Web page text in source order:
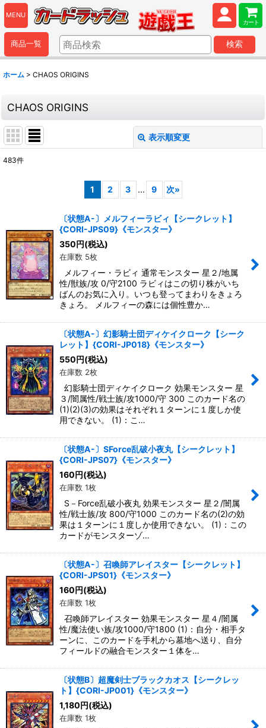
MENU
カート
商品一覧 検索
ホーム > CHAOS ORIGINS
CHAOS ORIGINS
表示順変更
絞り込む
483件
1 2 3 ... 9 次»
〔状態A-〕メルフィーラビィ【シークレット】
{CORI-JPS09}《モンスター》
350円(税込)
在庫数 5枚
メルフィー・ラビィ 通常モンスター 星２/地属
性/獣族/攻 0/守2100 ラビィはこの切り株がいち
ばんのお気に入り。いつも登ってまわりをきょろ
きょろ。 メルフィーの森には個性豊か…
〔状態A-〕幻影騎士団ディケイクローク【シーク
レット】{CORI-JP018}《モンスター》
550円(税込)
在庫数 2枚
幻影騎士団ディケイクローク 効果モンスター 星
３/闇属性/戦士族/攻1000/守 300 このカード名の
(1)(2)(3)の効果はそれぞれ１ターンに１度しか使
用できない。 (1)：こ…
〔状態A-〕SForce乱破小夜丸【シークレット】
{CORI-JPS07}《モンスター》
160円(税込)
在庫数 1枚
S－Force乱破小夜丸 効果モンスター 星２/闇属
性/戦士族/攻 800/守1000 このカード名の(2)の効
果は１ターンに１度しか使用できない。 (1)：この
カードがモンスターゾ…
〔状態A-〕召喚師アレイスター【シークレット】
{CORI-JPS01}《モンスター》
160円(税込)
在庫数 1枚
召喚師アレイスター 効果モンスター 星４/闇属
性/魔法使い族/攻1000/守1800 (1)：自分・相手タ
ーンに、このカードを手札から墓地へ送り、自分
フィールドの融合モンスター１体を…
〔状態B〕超魔剣士ブラックカオス【シークレッ
ト】{CORI-JP001}《モンスター》
1,180円(税込)
在庫数 1枚